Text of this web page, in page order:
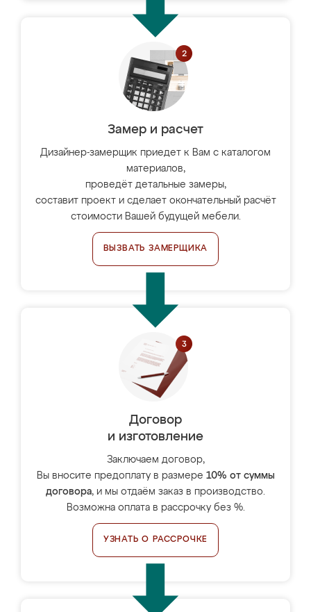
Замер и расчет
Дизайнер-замерщик приедет к Вам с каталогом
материалов,
проведёт детальные замеры,
составит проект и сделает окончательный расчёт
стоимости Вашей будущей мебели.
ВЫЗВАТЬ ЗАМЕРЩИКА
Договор
и изготовление
Заключаем договор,
Вы вносите предоплату в размере 10% от суммы
договора, и мы отдаём заказ в производство.
Возможна оплата в рассрочку без %.
УЗНАТЬ О РАССРОЧКЕ